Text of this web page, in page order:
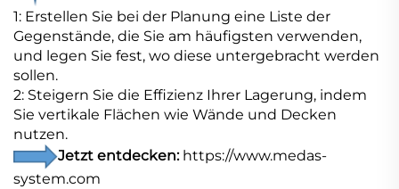
1: Erstellen Sie bei der Planung eine Liste der
Gegenstände, die Sie am häufigsten verwenden,
und legen Sie fest, wo diese untergebracht werden
sollen.
2: Steigern Sie die Effizienz Ihrer Lagerung, indem
Sie vertikale Flächen wie Wände und Decken
nutzen.
Jetzt entdecken: https://www.medas-
system.com